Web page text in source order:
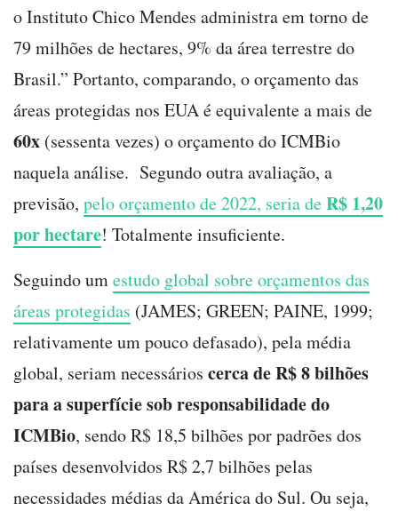
o Instituto Chico Mendes administra em torno de
79 milhões de hectares, 9% da área terrestre do
Brasil.” Portanto, comparando, o orçamento das
áreas protegidas nos EUA é equivalente a mais de
60x (sessenta vezes) o orçamento do ICMBio
naquela análise. Segundo outra avaliação, a
previsão, pelo orçamento de 2022, seria deR$ 1,20
por hectare! Totalmente insuficiente.
Seguindo umestudo global sobre orçamentos das
áreas protegidas (JAMES; GREEN; PAINE, 1999;
relativamente um pouco defasado), pela média
global, seriam necessários cerca de R$ 8 bilhões
para a superfície sob responsabilidade do
ICMBio, sendo R$ 18,5 bilhões por padrões dos
países desenvolvidos R$ 2,7 bilhões pelas
necessidades médias da América do Sul. Ou seja,